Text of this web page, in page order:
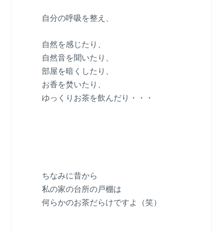
自分の呼吸を整え、
自然を感じたり、
自然音を聞いたり、
部屋を暗くしたり、
お香を焚いたり、
ゆっくりお茶を飲んだり・・・
ちなみに昔から
私の家の台所の戸棚は
何らかのお茶だらけですよ（笑）